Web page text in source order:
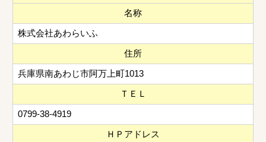
名称
株式会社あわらいふ
住所
兵庫県南あわじ市阿万上町1013
ＴＥＬ
0799-38-4919
ＨＰアドレス